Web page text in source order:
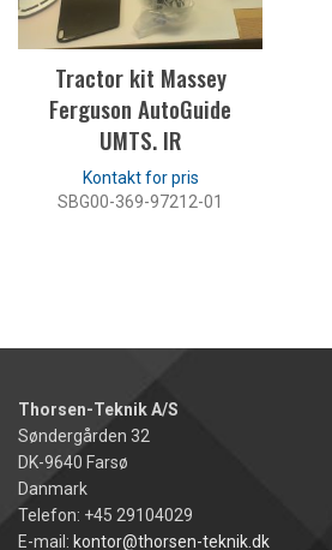
Tractor kit Massey
Ferguson AutoGuide
UMTS. IR
SBG00-369-97212-01
Thorsen-Teknik A/S
Søndergården 32
DK-9640 Farsø
Danmark
Telefon: +45 29104029
E-mail: kontor@thorsen-teknik.dk